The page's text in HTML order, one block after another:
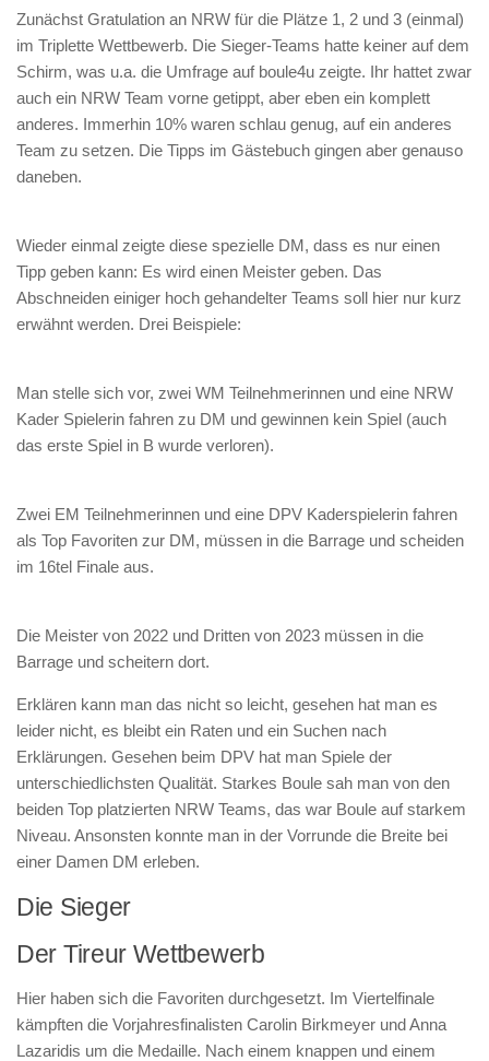
Zunächst Gratulation an NRW für die Plätze 1, 2 und 3 (einmal)
im Triplette Wettbewerb. Die Sieger-Teams hatte keiner auf dem
Schirm, was u.a. die Umfrage auf boule4u zeigte. Ihr hattet zwar
auch ein NRW Team vorne getippt, aber eben ein komplett
anderes. Immerhin 10% waren schlau genug, auf ein anderes
Team zu setzen. Die Tipps im Gästebuch gingen aber genauso
daneben.
Wieder einmal zeigte diese spezielle DM, dass es nur einen
Tipp geben kann: Es wird einen Meister geben. Das
Abschneiden einiger hoch gehandelter Teams soll hier nur kurz
erwähnt werden. Drei Beispiele:
Man stelle sich vor, zwei WM Teilnehmerinnen und eine NRW
Kader Spielerin fahren zu DM und gewinnen kein Spiel (auch
das erste Spiel in B wurde verloren).
Zwei EM Teilnehmerinnen und eine DPV Kaderspielerin fahren
als Top Favoriten zur DM, müssen in die Barrage und scheiden
im 16tel Finale aus.
Die Meister von 2022 und Dritten von 2023 müssen in die
Barrage und scheitern dort.
Erklären kann man das nicht so leicht, gesehen hat man es
leider nicht, es bleibt ein Raten und ein Suchen nach
Erklärungen. Gesehen beim DPV hat man Spiele der
unterschiedlichsten Qualität. Starkes Boule sah man von den
beiden Top platzierten NRW Teams, das war Boule auf starkem
Niveau. Ansonsten konnte man in der Vorrunde die Breite bei
einer Damen DM erleben.
Die Sieger
Der Tireur Wettbewerb
Hier haben sich die Favoriten durchgesetzt. Im Viertelfinale
kämpften die Vorjahresfinalisten Carolin Birkmeyer und Anna
Lazaridis um die Medaille. Nach einem knappen und einem